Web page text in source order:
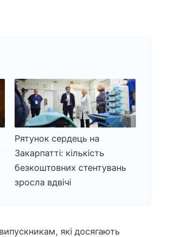
Рятунок сердець на
Закарпатті: кількість
безкоштовних стентувань
зросла вдвічі
які досягають